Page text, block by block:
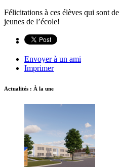
Félicitations à ces élèves qui sont
jeunes de l’école!
Envoyer à un ami
Imprimer
Actualités : À la une